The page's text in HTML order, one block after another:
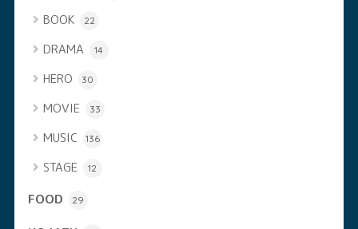
BOOK 22
DRAMA 14
HERO 30
MOVIE 33
MUSIC 136
STAGE 12
FOOD 29